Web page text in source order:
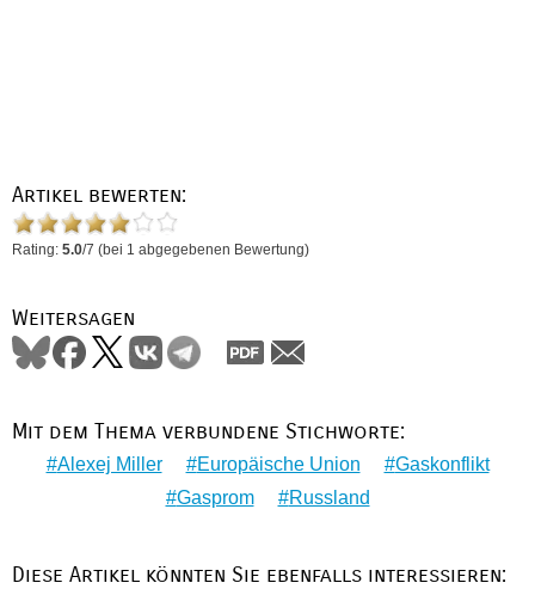
Artikel bewerten:
Rating: 5.0/7 (bei 1 abgegebenen Bewertung)
Weitersagen
Mit dem Thema verbundene Stichworte:
Alexej Miller Europäische Union
Gaskonflikt
Gasprom
Russland
Diese Artikel könnten Sie ebenfalls interessieren: